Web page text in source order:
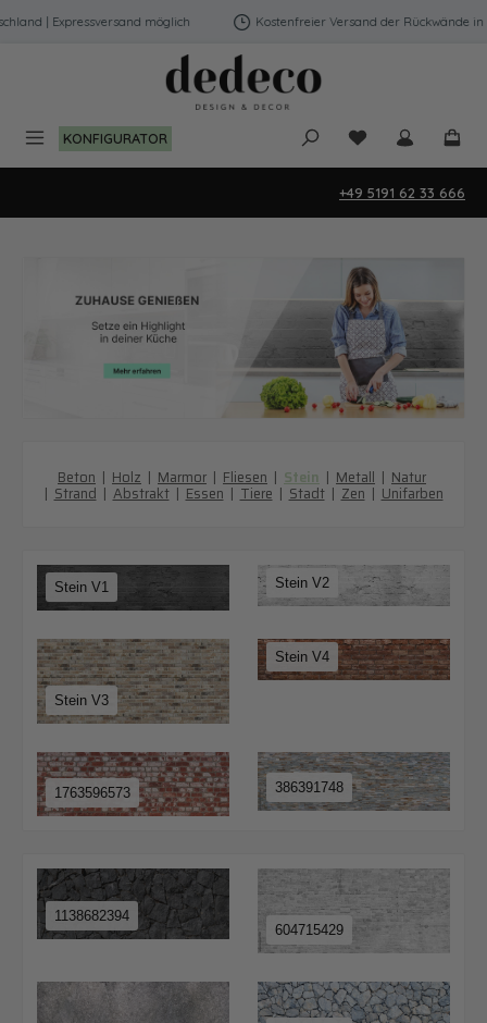
Zum Hauptinhalt springen
Expressversand möglich Kostenfreier Versand der Rückwände in
KONFIGURATOR Du hast 0
+49 5191 62 33 666
Beton | Holz | Marmor | Fliesen | Stein | Metall | Natur
|Strand|Abstrakt|Essen|Tiere|Stadt|Zen|Unifarben
Stein V1 Stein V2
Stein V3
Stein V4
1763596573 386391748
1138682394
604715429